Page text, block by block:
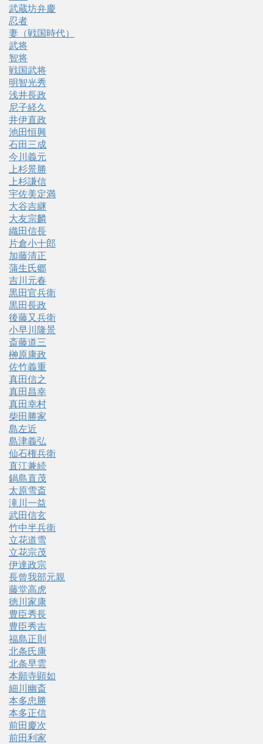
武蔵坊弁慶
忍者
妻（戦国時代）
武将
智将
戦国武将
明智光秀
浅井長政
尼子経久
井伊直政
池田恒興
石田三成
今川義元
上杉景勝
上杉謙信
宇佐美定満
大谷吉継
大友宗麟
織田信長
片倉小十郎
加藤清正
蒲生氏郷
吉川元春
黒田官兵衛
黒田長政
後藤又兵衛
小早川隆景
斎藤道三
榊原康政
佐竹義重
真田信之
真田昌幸
真田幸村
柴田勝家
島左近
島津義弘
仙石権兵衛
直江兼続
鍋島直茂
太原雪斎
滝川一益
武田信玄
竹中半兵衛
立花道雪
立花宗茂
伊達政宗
長曾我部元親
藤堂高虎
徳川家康
豊臣秀長
豊臣秀吉
福島正則
北条氏康
北条早雲
本願寺顕如
細川幽斎
本多忠勝
本多正信
前田慶次
前田利家